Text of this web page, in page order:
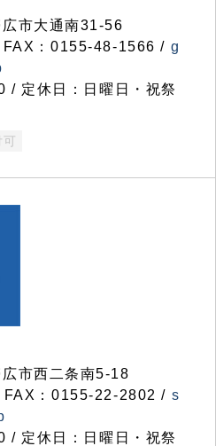
市大通南31-56
：0155-48-1566 / g
/ 定休日：日曜日・祝祭
可
市西二条南5-18
：0155-22-2802 / s
/ 定休日：日曜日・祝祭